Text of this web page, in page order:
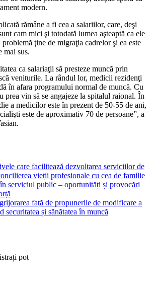
mo­dern.
rămâne a fi cea a salariilor, care, deşi
cam mici şi totodată lumea aş­teaptă ca ele
ţine de migraţia cadrelor şi ea este
mai sus.
ca salariaţii să presteze muncă prin
veniturile. La rândul lor, medicii rezidenţi
în afara programului normal de muncă. Cu
prea vin să se angajeze la spitalul raional. În
a medicilor este în prezent de 50-55 de ani,
este de aproximativ 70 de per­soane”, a
care facilitează dezvoltarea serviciilor de
vieții profesionale cu cea de familie
serviciul public – oportunități și provocări
față de propunerile de modificare a
securitatea și sănătatea în muncă
pot